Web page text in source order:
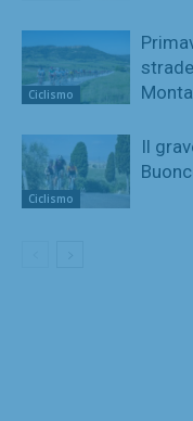
Ciclismo
Ciclismo
Il